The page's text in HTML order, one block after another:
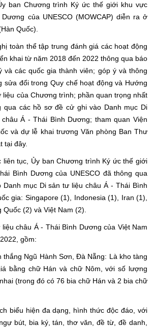
ban Chương trình Ký ức thế giới khu vực
của UNESCO (MOWCAP) diễn ra ở
Quốc).
toàn thể tập trung đánh giá các hoạt động
khai từ năm 2018 đến 2022 thông qua báo
và các quốc gia thành viên; góp ý và thông
sửa đổi trong Quy chế hoạt động và Hướng
liệu của Chương trình; phần quan trọng nhất
qua các hồ sơ đề cử ghi vào Danh mục Di
Á - Thái Bình Dương; tham quan Viện
và dự lễ khai trương Văn phòng Ban Thư
tại đây.
liên tục, Ủy ban Chương trình Ký ức thế giới
Bình Dương của UNESCO đã thông qua
Danh mục Di sản tư liệu châu Á - Thái Bình
gia: Singapore (1), Indonesia (1), Iran (1),
(2) và Việt Nam (2).
châu Á - Thái Bình Dương của Việt Nam
gồm:
thắng Ngũ Hành Sơn, Đà Nẵng: Là kho tàng
bằng chữ Hán và chữ Nôm, với số lượng
(trong đó có 76 bia chữ Hán và 2 bia chữ
biểu hiện đa dạng, hình thức độc đáo, với
bút, bia ký, tán, thơ văn, đề từ, đề danh,